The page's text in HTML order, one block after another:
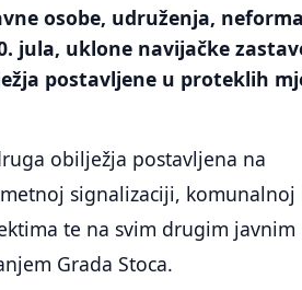
osobe, udruženja,
jula, uklone navijačke
postavljene u proteklih
obilježja postavljena na
signalizaciji, komunalnoj
te na svim drugim javnim
Grada Stoca.